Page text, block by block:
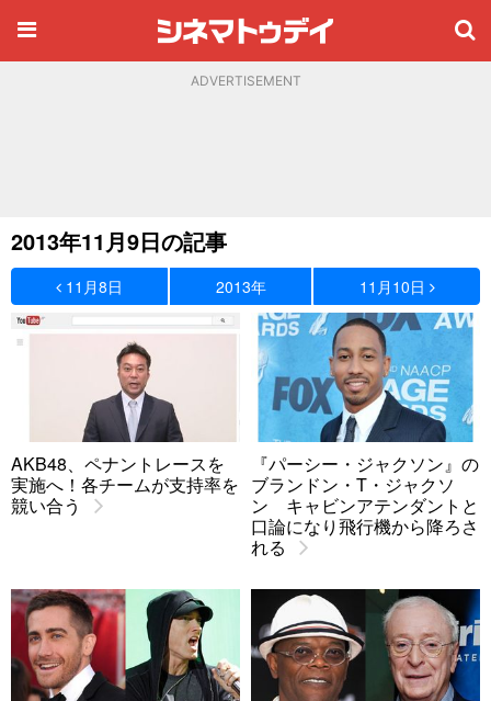
ADVERTISEMENT
2013年11月9日の記事
11月8日 2013年 11月10日
AKB48、ペナントレースを
実施へ！各チームが支持率を
競い合う
『パーシー・ジャクソン』の
ブランドン・T・ジャクソ
ン キャビンアテンダントと
口論になり飛行機から降ろさ
れる